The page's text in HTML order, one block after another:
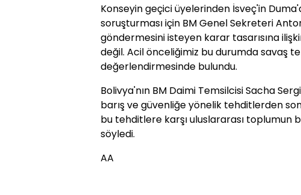
Konseyin geçici üyelerinden İsveç'in
soruşturması için BM Genel Sekreteri
göndermesini isteyen karar tasarısına
değil. Acil önceliğimiz bu durumda savaş
değerlendirmesinde bulundu.
Bolivya'nın BM Daimi Temsilcisi Sacha
barış ve güvenliğe yönelik tehditlerden
bu tehditlere karşı uluslararası toplumun
söyledi.
AA